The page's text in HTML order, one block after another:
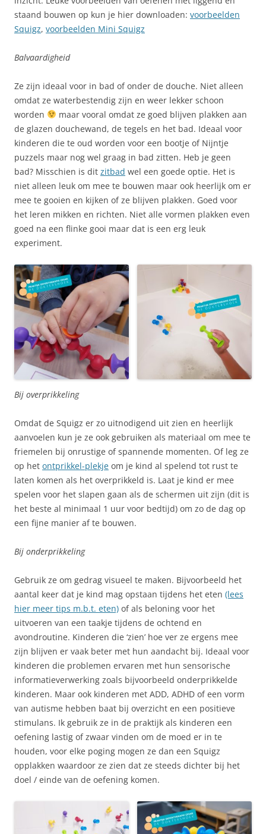
staand bouwen op kun je hier downloaden: voorbeelden
Squigz, voorbeelden Mini Squigz
Balvaardigheid
Ze zijn ideaal voor in bad of onder de douche. Niet alleen
omdat ze waterbestendig zijn en weer lekker schoon
worden
maar vooral omdat ze goed blijven plakken aan
de glazen douchewand, de tegels en het bad. Ideaal voor
kinderen die te oud worden voor een bootje of Nijntje
puzzels maar nog wel graag in bad zitten. Heb je geen
bad? Misschien is dit zitbad wel een goede optie. Het is
niet alleen leuk om mee te bouwen maar ook heerlijk om er
mee te gooien en kijken of ze blijven plakken. Goed voor
het leren mikken en richten. Niet alle vormen plakken even
goed na een flinke gooi maar dat is een erg leuk
experiment.
Bij overprikkeling
Omdat de Squigz er zo uitnodigend uit zien en heerlijk
aanvoelen kun je ze ook gebruiken als materiaal om mee te
friemelen bij onrustige of spannende momenten. Of leg ze
op het ontprikkel-plekje om je kind al spelend tot rust te
laten komen als het overprikkeld is. Laat je kind er mee
spelen voor het slapen gaan als de schermen uit zijn (dit is
het beste al minimaal 1 uur voor bedtijd) om zo de dag op
een fijne manier af te bouwen.
Bij onderprikkeling
Gebruik ze om gedrag visueel te maken. Bijvoorbeeld het
aantal keer dat je kind mag opstaan tijdens het eten (lees
hier meer tips m.b.t. eten) of als beloning voor het
uitvoeren van een taakje tijdens de ochtend en
avondroutine. Kinderen die ‘zien’ hoe ver ze ergens mee
zijn blijven er vaak beter met hun aandacht bij. Ideaal voor
kinderen die problemen ervaren met hun sensorische
informatieverwerking zoals bijvoorbeeld onderprikkelde
kinderen. Maar ook kinderen met ADD, ADHD of een vorm
van autisme hebben baat bij overzicht en een positieve
stimulans. Ik gebruik ze in de praktijk als kinderen een
oefening lastig of zwaar vinden om de moed er in te
houden, voor elke poging mogen ze dan een Squigz
opplakken waardoor ze zien dat ze steeds dichter bij het
doel / einde van de oefening komen.